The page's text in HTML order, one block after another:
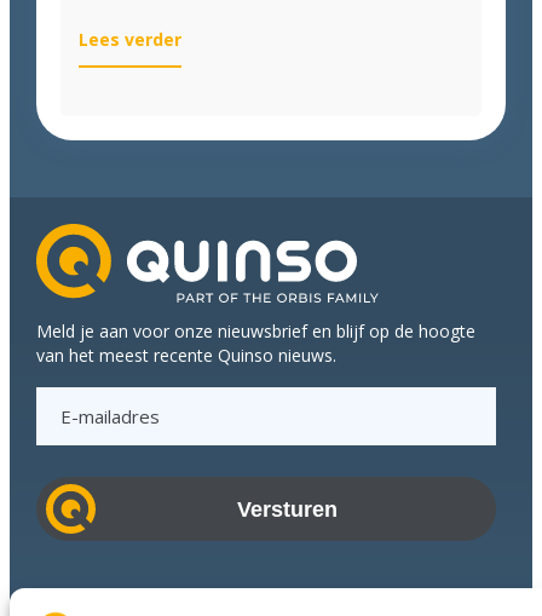
Lees verder:
Handen
mouwen
elkaar
tijdens
Q-
meeting
Meld je aan voor onze nieuwsbrief en blijf op de hoogte
van het meest recente Quinso nieuws.
a
i
a